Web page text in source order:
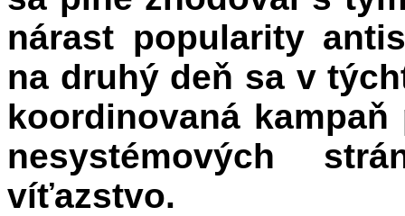
nárast popularity
na druhý deň sa v
koordinovaná
nesystémových
víťazstvo.